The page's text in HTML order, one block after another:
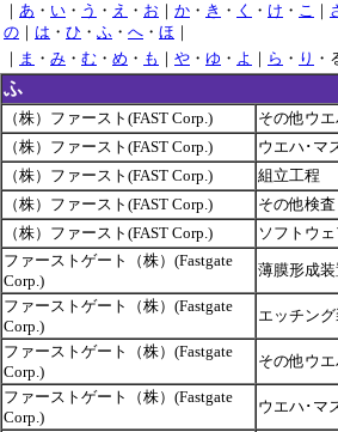
｜ あ ・ い ・ う ・ え ・ お ｜ か ・ き ・ く ・ け ・ こ ｜
の ｜ は ・ ひ ・ ふ ・ へ ・ ほ ｜
｜ ま ・ み ・ む ・ め ・ も ｜ や ・ ゆ ・ よ ｜ ら ・ り ・
ふ
（株）ファースト(FAST Corp.)
その他ウ
（株）ファースト(FAST Corp.)
ウエハ･マ
（株）ファースト(FAST Corp.)
組立工程
（株）ファースト(FAST Corp.)
その他検
（株）ファースト(FAST Corp.)
ソフトウ
ファーストゲート（株）(Fastgate
Corp.)
薄膜形成
ファーストゲート（株）(Fastgate
Corp.)
エッチン
ファーストゲート（株）(Fastgate
Corp.)
その他ウ
ファーストゲート（株）(Fastgate
Corp.)
ウエハ･マ